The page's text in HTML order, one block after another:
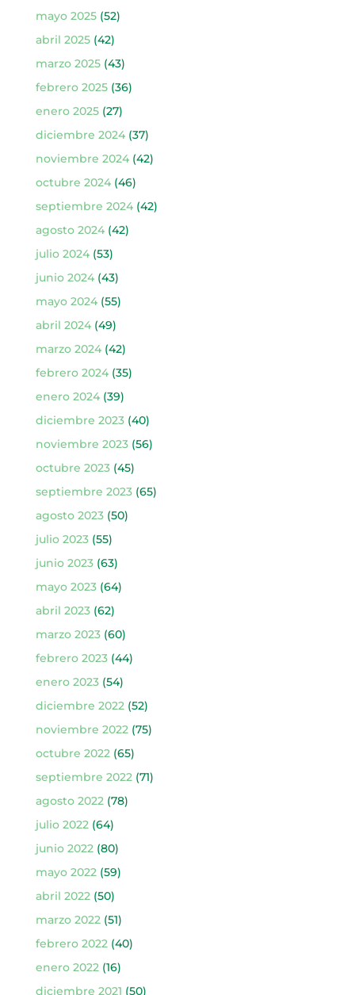
mayo 2025(52)
abril 2025(42)
marzo 2025(43)
febrero 2025(36)
enero 2025(27)
diciembre 2024(37)
noviembre 2024(42)
octubre 2024(46)
septiembre 2024(42)
agosto 2024(42)
julio 2024(53)
junio 2024(43)
mayo 2024(55)
abril 2024(49)
marzo 2024(42)
febrero 2024(35)
enero 2024(39)
diciembre 2023(40)
noviembre 2023(56)
octubre 2023(45)
septiembre 2023(65)
agosto 2023(50)
julio 2023(55)
junio 2023(63)
mayo 2023(64)
abril 2023(62)
marzo 2023(60)
febrero 2023(44)
enero 2023(54)
diciembre 2022(52)
noviembre 2022(75)
octubre 2022(65)
septiembre 2022(71)
agosto 2022(78)
julio 2022(64)
junio 2022(80)
mayo 2022(59)
abril 2022(50)
marzo 2022(51)
febrero 2022(40)
enero 2022(16)
diciembre 2021 (50)